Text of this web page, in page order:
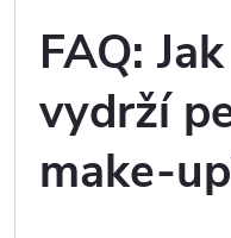
FAQ:
vydrží
make-